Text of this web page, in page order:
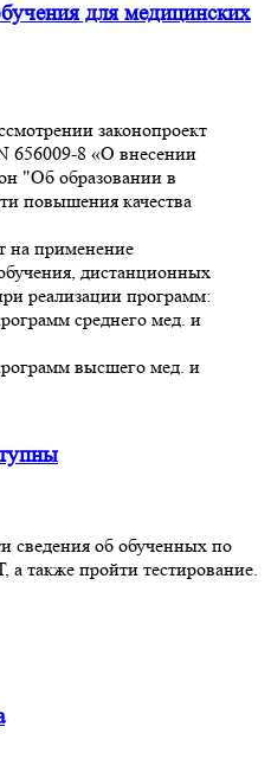
для медицинских
законопроект
656009-8 «О внесении
"Об образовании в
повышения качества
на применение
дистанционных
реализации программ:
среднего мед. и
высшего мед. и
сведения об обученных по
а также пройти тестирование.